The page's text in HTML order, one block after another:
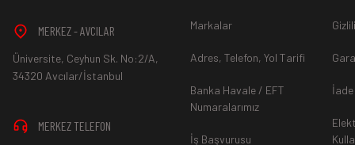
*İade ve Değişim sürecinde ürünlerin "Gönderici Ödemeli”
Ürün mağazamıza ulaştıktan sonra gerekli incelemelerin
MERKEZ - AVCILAR
Üniversite, Ceyhun Sk. No:2/A,
34320 Avcılar/İstanbul
MERKEZ TELEFON
Markalar
Adres, Telefon, Yol Tarifi
Banka Havale / EFT
Numaralarımız
İş Başvurusu
İade